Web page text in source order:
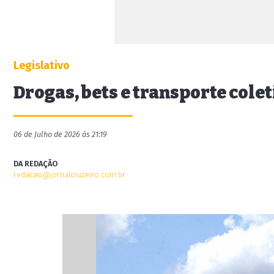
Legislativo
Drogas, bets e transporte
06 de Julho de 2026 às 21:19
DA REDAÇÃO
redacao@jornalcruzeiro.com.br